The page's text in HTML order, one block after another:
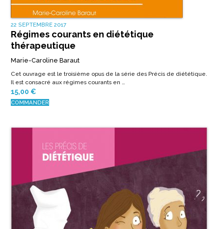
22 SEPTEMBRE 2017
Régimes courants en diététique
thérapeutique
Marie-Caroline Baraut
Cet ouvrage est le troisième opus de la série des Précis de diététique.
Il est consacré aux régimes courants en …
15,00 €
COMMANDER